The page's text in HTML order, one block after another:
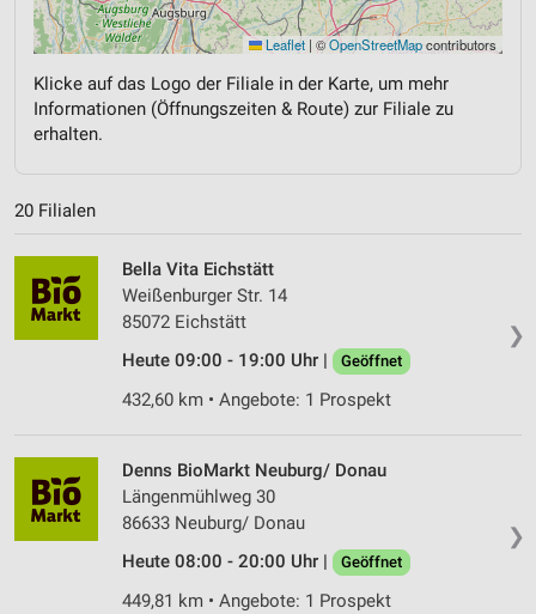
Leaflet | ©OpenStreetMapcontributors
Klicke auf das Logo der Filiale in der Karte, um mehr
Informationen (Öffnungszeiten & Route) zur Filiale zu
erhalten.
20 Filialen
❯
Bella Vita Eichstätt
Weißenburger Str. 14
85072 Eichstätt
Heute 09:00 - 19:00 Uhr |
Geöffnet
432,60 km • Angebote: 1 Prospekt
❯
Denns BioMarkt Neuburg/ Donau
Längenmühlweg 30
86633 Neuburg/ Donau
Heute 08:00 - 20:00 Uhr |
Geöffnet
449,81 km • Angebote: 1 Prospekt